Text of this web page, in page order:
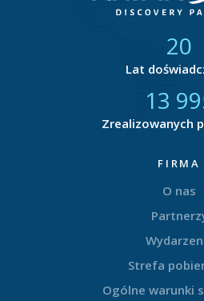
21
Lat
14
Zrealizowanych
FIRMA
O nas
Strefa
Ogólne warunki